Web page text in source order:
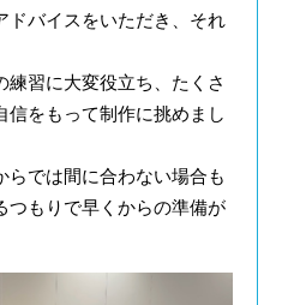
ドバイスをいただき、それ
習に大変役立ち、たくさ
信をもって制作に挑めまし
らでは間に合わない場合も
つもりで早くからの準備が